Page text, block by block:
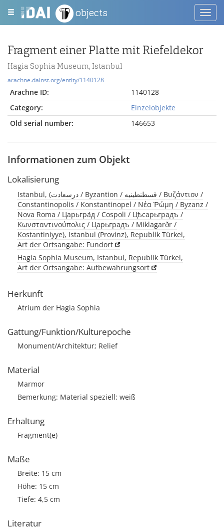
objects
Fragment einer Platte mit Riefeldekor
Hagia Sophia Museum, Istanbul
arachne.dainst.org/entity/1140128
Arachne ID:
1140128
Category:
Einzelobjekte
Old serial number:
146653
Informationen zum Objekt
Lokalisierung
Istanbul, (درسعادت / Byzantion / قسطنطينيه / Βυζάντιον /
Constantinopolis / Konstantinopel / Νέα Ῥώμη / Byzanz /
Nova Roma / Царьгра́д / Cospoli / Цѣсарьградъ /
Κωνσταντινούπολις / Царьградъ / Miklagarðr /
Kostantiniyye), Istanbul (Provinz), Republik Türkei,
Art der Ortsangabe: Fundort
Hagia Sophia Museum, Istanbul, Republik Türkei,
Art der Ortsangabe: Aufbewahrungsort
Herkunft
Atrium der Hagia Sophia
Gattung/Funktion/Kulturepoche
Monument/Architektur; Relief
Material
Marmor
Bemerkung: Material speziell: weiß
Erhaltung
Fragment(e)
Maße
Breite: 15 cm
Höhe: 15 cm
Tiefe: 4,5 cm
Literatur